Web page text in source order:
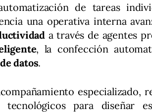
de tareas
una operativa interna
a través de agentes
, la confección
datos.
especializado,
para diseñar